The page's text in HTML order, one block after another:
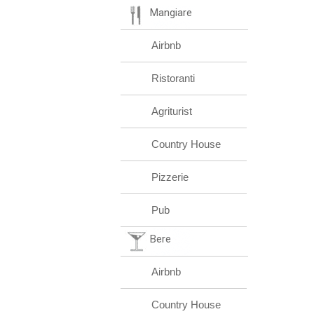
Mangiare
Airbnb
Ristoranti
Agriturist
Country House
Pizzerie
Pub
Bere
Airbnb
Country House